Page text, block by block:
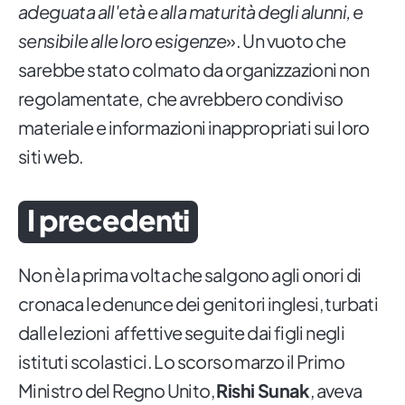
adeguata all'età e alla maturità degli alunni, e
sensibile alle loro esigenze». Un vuoto che
sarebbe stato colmato da organizzazioni non
regolamentate, che avrebbero condiviso
materiale e informazioni inappropriati sui loro
siti web.
I precedenti
Non è la prima volta che salgono agli onori di
cronaca le denunce dei genitori inglesi, turbati
dalle lezioni affettive seguite dai figli negli
istituti scolastici. Lo scorso marzo il Primo
Ministro del Regno Unito,Rishi Sunak, aveva